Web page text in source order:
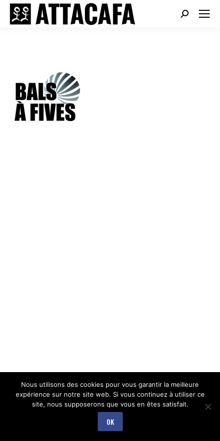
Search:
Nous utilisons des cookies pour vous garantir la meilleure
expérience sur notre site web. Si vous continuez à utiliser ce
site, nous supposerons que vous en êtes satisfait.
OK